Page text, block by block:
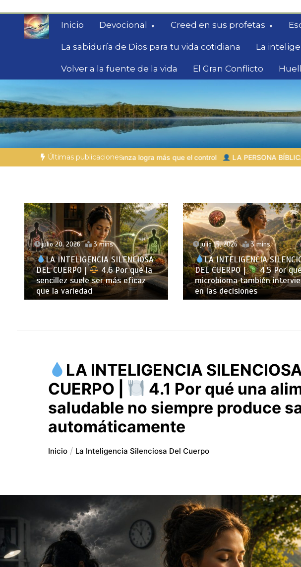
contenido
Inicio Devocional Creed en sus profetas
La sabiduría de Dios para tu vida cotidiana La
Volver a la fuente de la vida El Gran Conflicto
Fe para Hoy
Reflexiones bíblicas para personas en búsqueda
Últimas publicaciones
logra más que el control LA PERSONA BÍBLICA DEL DÍA | 27.07.2026 | La reina
julio 15, 2026 3 mins
LA INTELIGENCIA SILENCIOSA
DEL CUERPO |
4.5 Por qué tu
microbioma también interviene
en las decisiones
julio 13, 2026 3 mins
LA INTELIGENCIA
DEL CUERPO |
4.4 Por
cuerpo no puede
todo
LA INTELIGENCIA
CUERPO |
4.1 Por qué una
saludable no siempre produce
automáticamente
Inicio La Inteligencia Silenciosa Del Cuerpo